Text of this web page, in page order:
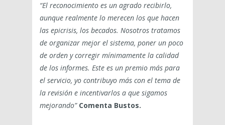
“El reconocimiento es un agrado recibirlo,
aunque realmente lo merecen los que hacen
las epicrisis, los becados. Nosotros tratamos
de organizar mejor el sistema, poner un poco
de orden y corregir mínimamente la calidad
de los informes. Este es un premio más para
el servicio, yo contribuyo más con el tema de
la revisión e incentivarlos a que sigamos
mejorando” Comenta Bustos.